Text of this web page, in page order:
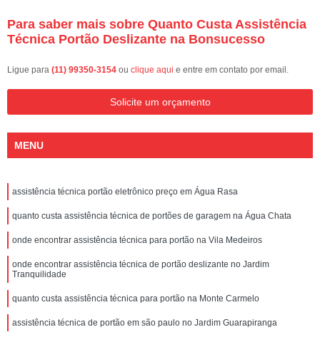
Para saber mais sobre Quanto Custa Assistência
Técnica Portão Deslizante na Bonsucesso
Ligue para (11) 99350-3154 ou clique aqui e entre em contato por email.
Solicite um orçamento
MENU
assistência técnica portão eletrônico preço em Água Rasa
quanto custa assistência técnica de portões de garagem na Água Chata
onde encontrar assistência técnica para portão na Vila Medeiros
onde encontrar assistência técnica de portão deslizante no Jardim
Tranquilidade
quanto custa assistência técnica para portão na Monte Carmelo
assistência técnica de portão em são paulo no Jardim Guarapiranga